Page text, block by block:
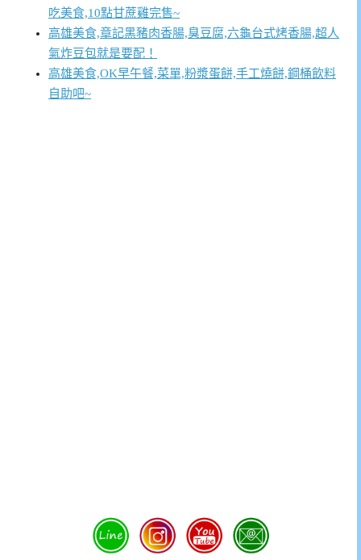
吃美食,10點甘蔗雞完售~
高雄美食,章記黑豬肉香腸,臭豆腐,六龜台式烤香腸,超人
氣炸豆包就是要配！
高雄美食,OK早午餐,菜單,粉漿蛋餅,手工燒餅,鋼桶飲料
自助吧~